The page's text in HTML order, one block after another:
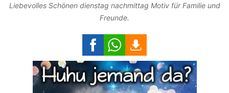
Liebevolles Schönen dienstag nachmittag Motiv für Familie und
Freunde.